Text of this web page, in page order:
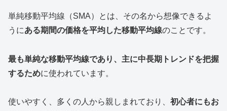
単純移動平均線（SMA）とは、その名から想像できるよ
うにある期間の価格を平均した移動平均線のことです。
最も単純な移動平均線であり、主に中長期トレンドを把握
するために使われています。
使いやすく、多くの人から親しまれており、 初心者にもお